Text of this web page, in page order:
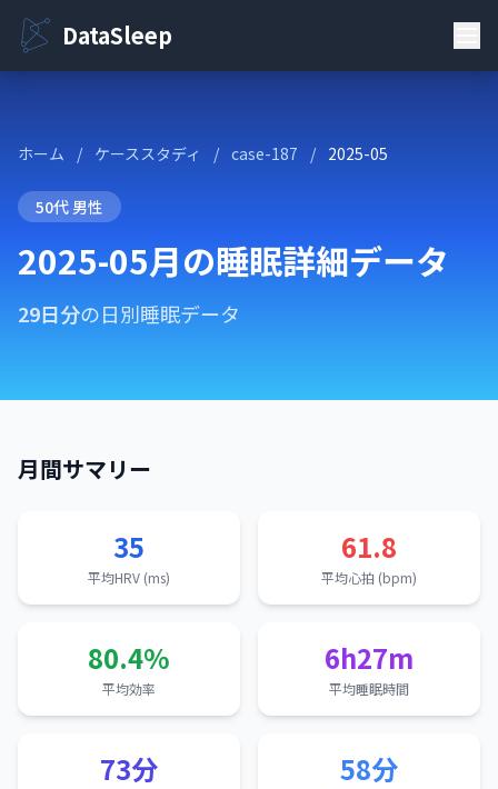
DataSleep
ホーム / ケーススタディ / case-187 / 2025-05
50代 男性
2025-05月の睡眠詳細データ
29日分の日別睡眠データ
月間サマリー
35
平均HRV (ms)
61.8
平均心拍 (bpm)
80.4%
平均効率
6h27m
平均睡眠時間
73分 58分